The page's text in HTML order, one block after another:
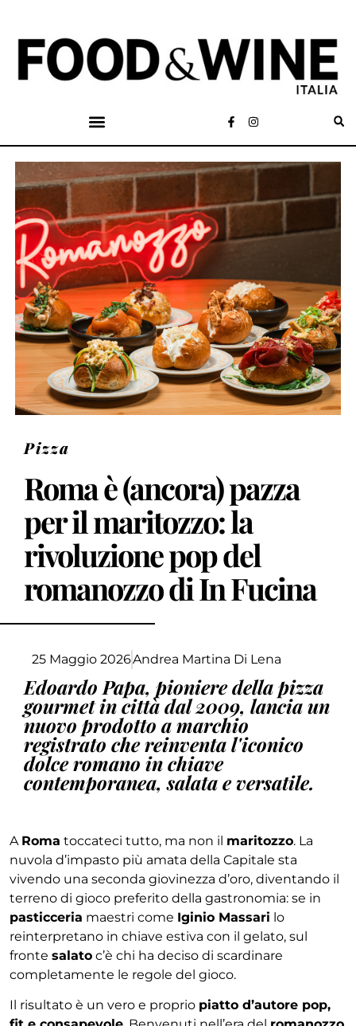
Pizza
Roma è (ancora) pazza
per il maritozzo: la
rivoluzione pop del
romanozzo di In Fucina
25 Maggio 2026Andrea Martina Di Lena
Edoardo Papa, pioniere della pizza
gourmet in città dal 2009, lancia un
nuovo prodotto a marchio
registrato che reinventa l'iconico
dolce romano in chiave
contemporanea, salata e versatile.
A Roma toccateci tutto, ma non il maritozzo. La
nuvola d’impasto più amata della Capitale sta
vivendo una seconda giovinezza d’oro, diventando il
terreno di gioco preferito della gastronomia: se in
pasticceria maestri come Iginio Massari lo
reinterpretano in chiave estiva con il gelato, sul
fronte salato c’è chi ha deciso di scardinare
completamente le regole del gioco.
Il risultato è un vero e proprio piatto d’autore pop,